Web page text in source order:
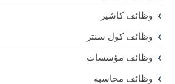
وظائف كاشير
وظائف كول سنتر
وظائف مؤسسات
وظائف محاسبة